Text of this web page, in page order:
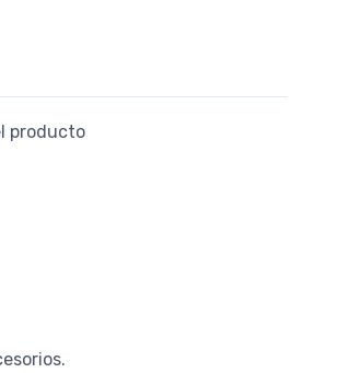
producto